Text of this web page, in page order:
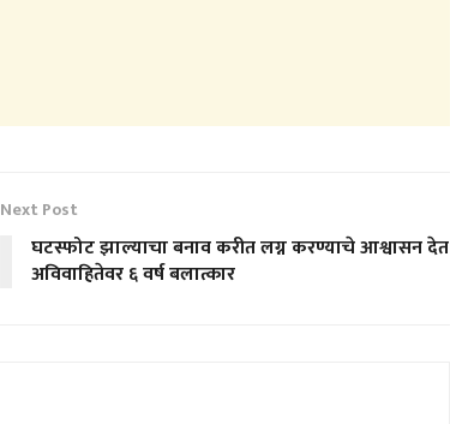
Next Post
घटस्फोट झाल्याचा बनाव करीत लग्न करण्याचे आश्वासन देत
अविवाहितेवर ६ वर्ष बलात्कार